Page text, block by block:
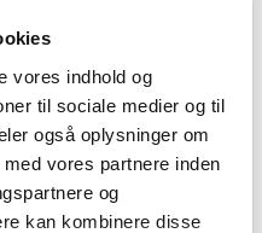
vores indhold og
til sociale medier og til
også oplysninger om
vores partnere inden
og
kan kombinere disse-